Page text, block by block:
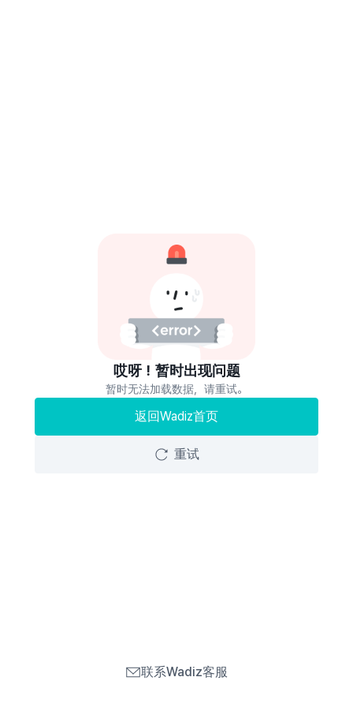
哎呀！暂时出现问题
暂时无法加载数据，请重试。
返回Wadiz首页
重试
联系Wadiz客服